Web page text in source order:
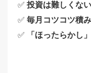
✅ 投資は難しくない
✅ 毎月コツコツ積
✅
「ほったらかし